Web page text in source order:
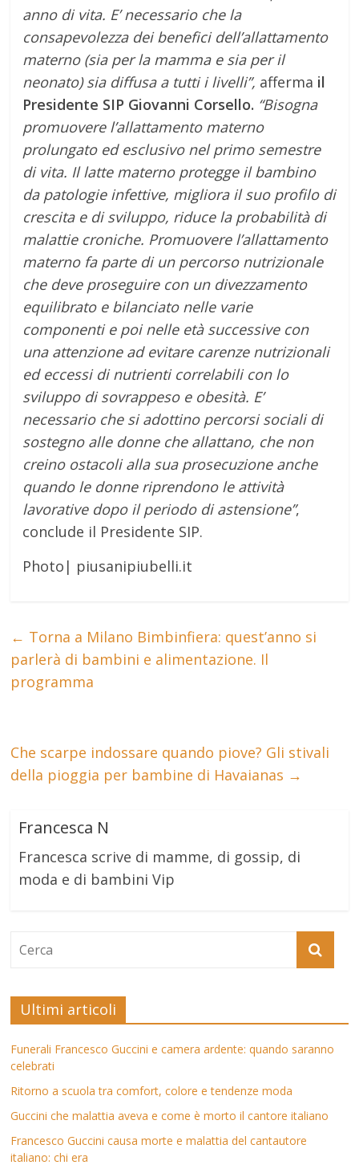
anno di vita. E’ necessario che la
consapevolezza dei benefici dell’allattamento
materno (sia per la mamma e sia per il
neonato) sia diffusa a tutti i livelli”, afferma il
Presidente SIP Giovanni Corsello. “Bisogna
promuovere l’allattamento materno
prolungato ed esclusivo nel primo semestre
di vita. Il latte materno protegge il bambino
da patologie infettive, migliora il suo profilo di
crescita e di sviluppo, riduce la probabilità di
malattie croniche. Promuovere l’allattamento
materno fa parte di un percorso nutrizionale
che deve proseguire con un divezzamento
equilibrato e bilanciato nelle varie
componenti e poi nelle età successive con
una attenzione ad evitare carenze nutrizionali
ed eccessi di nutrienti correlabili con lo
sviluppo di sovrappeso e obesità. E’
necessario che si adottino percorsi sociali di
sostegno alle donne che allattano, che non
creino ostacoli alla sua prosecuzione anche
quando le donne riprendono le attività
lavorative dopo il periodo di astensione”,
conclude il Presidente SIP.
Photo| piusanipiubelli.it
← Torna a Milano Bimbinfiera: quest’anno si
parlerà di bambini e alimentazione. Il
programma
Che scarpe indossare quando piove? Gli stivali
della pioggia per bambine di Havaianas →
Francesca N
Francesca scrive di mamme, di gossip, di
moda e di bambini Vip
Ultimi articoli
Funerali Francesco Guccini e camera ardente: quando saranno
celebrati
Ritorno a scuola tra comfort, colore e tendenze moda
Guccini che malattia aveva e come è morto il cantore italiano
Francesco Guccini causa morte e malattia del cantautore
italiano: chi era